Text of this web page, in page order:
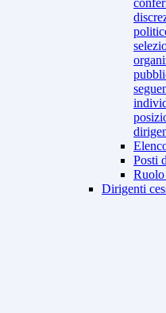
Posti
Dirigenti